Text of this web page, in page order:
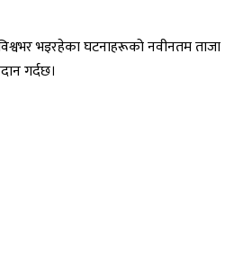
भइरहेका घटनाहरूको नवीनतम ताजा
गर्दछ।